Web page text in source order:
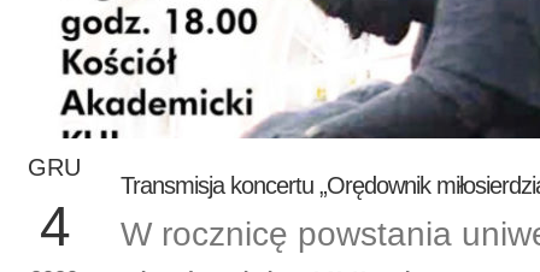
GRU
4
Transmisja koncertu „Orędownik
W rocznicę powstania